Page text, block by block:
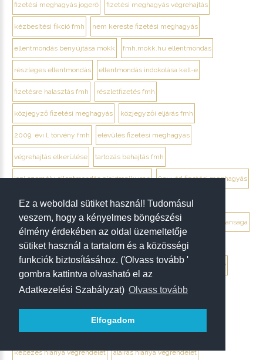
Ez a weboldal sütiket használ! Tudomásul
veszem, hogy a kényelmes böngészési
élmény érdekében az oldal üzemeltetője
sütiket használ a tartalom és a közösségi
funkciók biztosításához. ('Olvass tovább '
gombra kattintva olvasható el az
Adatkezelési Szabályzat) Olvass tovább
Elfogadom
fizetési meghagyás jogerő fizetési meghagyás végrehajtás
kézbesítési fikció fmh nem kereste fizetési meghagyás
ellentmondás benyújtása mokk fmh.mokk.hu ellentmondás
részleges ellentmondás ellentmondás indokolása kell-e
fizetésre halasztás fmh részletfizetés fmh
közjegyző fizetési meghagyás közjegyzői eljárás fmh
2009. évi l. törvény fmh elévülés fizetési meghagyás
végrehajtás elkerülése tartozás behajtás fmh
jogi személy ellentmondás elektronikusan ügyvéd fizetési meghagyás
debrecen ügyvéd fizetési meghagyás
végrendelet megtámadása mikor érdemes végrendelet hatálytalansága
érvénytelenség megállapítása per hagyatéki per végrendelet
megtámadási nyilatkozat megtámadás elévülése 5 év ptk. 7:37
beszámíthatóság végrendelet
tévedés megtévesztés fenyegetés végrendelet
tisztességtelen befolyás gépírásos végrendelet tanúk
keltezés hiánya végrendelet aláírás hiánya végrendelet